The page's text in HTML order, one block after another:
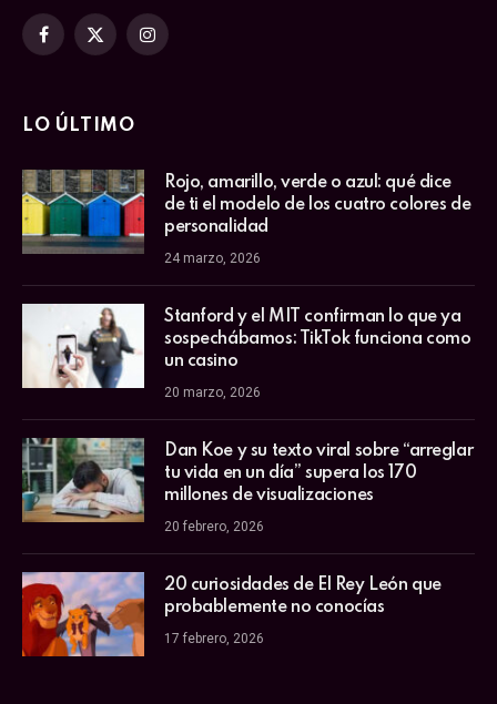
Facebook
X
Instagram
LO ÚLTIMO
Rojo, amarillo, verde o azul: qué dice
de ti el modelo de los cuatro colores de
personalidad
24 marzo, 2026
Stanford y el MIT confirman lo que ya
sospechábamos: TikTok funciona como
un casino
20 marzo, 2026
Dan Koe y su texto viral sobre “arreglar
tu vida en un día” supera los 170
millones de visualizaciones
20 febrero, 2026
20 curiosidades de El Rey León que
probablemente no conocías
17 febrero, 2026